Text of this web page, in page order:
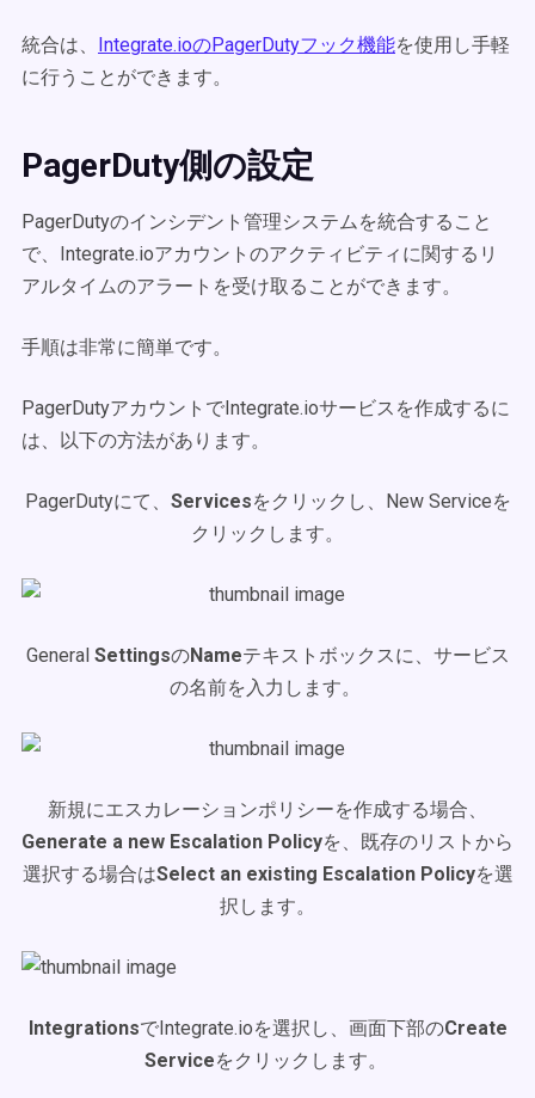
統合は、 Integrate.ioのPagerDutyフック機能を使用し手軽
に行うことができます。
PagerDuty側の設定
PagerDutyのインシデント管理システムを統合すること
で、Integrate.ioアカウントのアクティビティに関するリ
アルタイムのアラートを受け取ることができます。
手順は非常に簡単です。
PagerDutyアカウントでIntegrate.ioサービスを作成するに
は、以下の方法があります。
PagerDutyにて、 Servicesをクリックし、New Serviceを
クリックします。
General SettingsのNameテキストボックスに、サービス
の名前を入力します。
新規にエスカレーションポリシーを作成する場合、
Generate a new Escalation Policyを、既存のリストから
選択する場合はSelect an existing Escalation Policyを選
択します。
IntegrationsでIntegrate.ioを選択し、画面下部のCreate
Serviceをクリックします。